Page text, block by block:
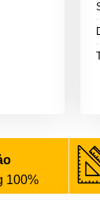
100%